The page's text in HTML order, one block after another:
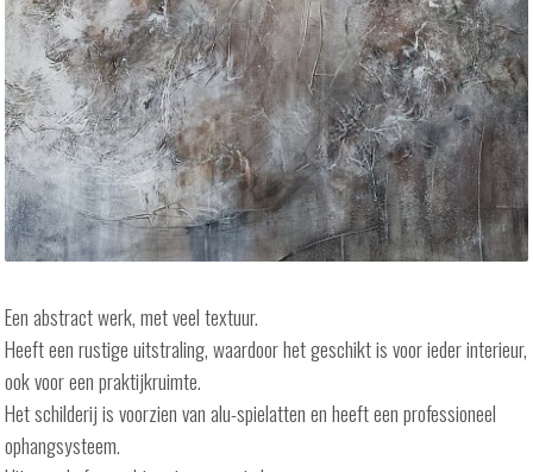
Een abstract werk, met veel textuur.
Heeft een rustige uitstraling, waardoor het geschikt is voor ieder interieur,
ook voor een praktijkruimte.
Het schilderij is voorzien van alu-spielatten en heeft een professioneel
ophangsysteem.